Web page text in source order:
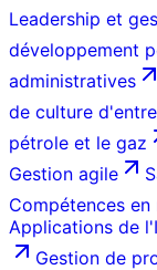
Leadership et
développement
administratives
de culture
pétrole et le gaz
Gestion agile
Compétences
Applications de
Gestion de